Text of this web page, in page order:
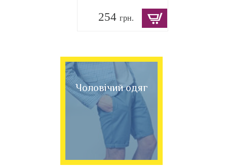
254 грн.
Чоловічий одяг